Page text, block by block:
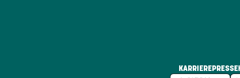
KARRIERE PRESSE